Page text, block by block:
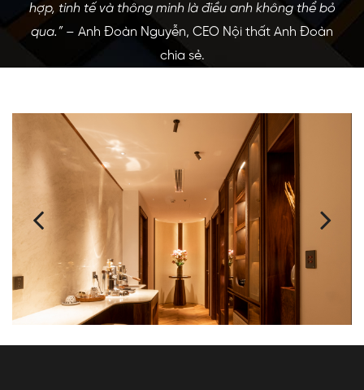
hợp, tinh tế và thông minh là điều anh không thể bỏ
qua.” – Anh Đoàn Nguyễn, CEO Nội thất Anh Đoàn
chia sẻ.